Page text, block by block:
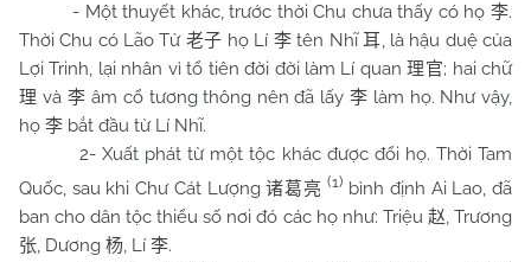
- Một thuyết khác, trước thời Chu chưa thấy có họ 李.
Thời Chu có Lão Tử 老子 họ Lí 李 tên Nhĩ耳, là hậu duệ của
Lợi Trinh, lại nhân vì tổ tiên đời đời làm Lí quan理官; hai chữ
理 và 李 âm cổ tương thông nên đã lấy 李 làm họ. Như vậy,
họ 李 bắt đầu từ Lí Nhĩ.
2- Xuất phát từ một tộc khác được đổi họ. Thời Tam
Quốc, sau khi Chư Cát Lượng诸葛亮 (1) bình định Ai Lao, đã
ban cho dân tộc thiểu số nơi đó các họ như: Triệu 赵, Trương
张, Dương 杨, Lí 李.